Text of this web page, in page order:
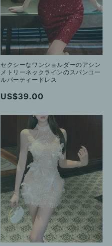
セクシーなワンショルダーのアシン
メトリーネックラインのスパンコー
ルパーティードレス
通
US$39.00